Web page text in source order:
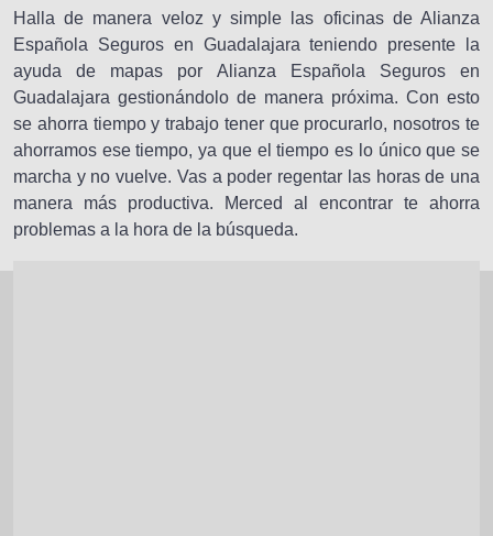
Halla de manera veloz y simple las oficinas de Alianza
Española Seguros en Guadalajara teniendo presente la
ayuda de mapas por Alianza Española Seguros en
Guadalajara gestionándolo de manera próxima. Con esto
se ahorra tiempo y trabajo tener que procurarlo, nosotros te
ahorramos ese tiempo, ya que el tiempo es lo único que se
marcha y no vuelve. Vas a poder regentar las horas de una
manera más productiva. Merced al encontrar te ahorra
problemas a la hora de la búsqueda.